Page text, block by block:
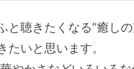
聴きたくなる”癒し
いと思います。